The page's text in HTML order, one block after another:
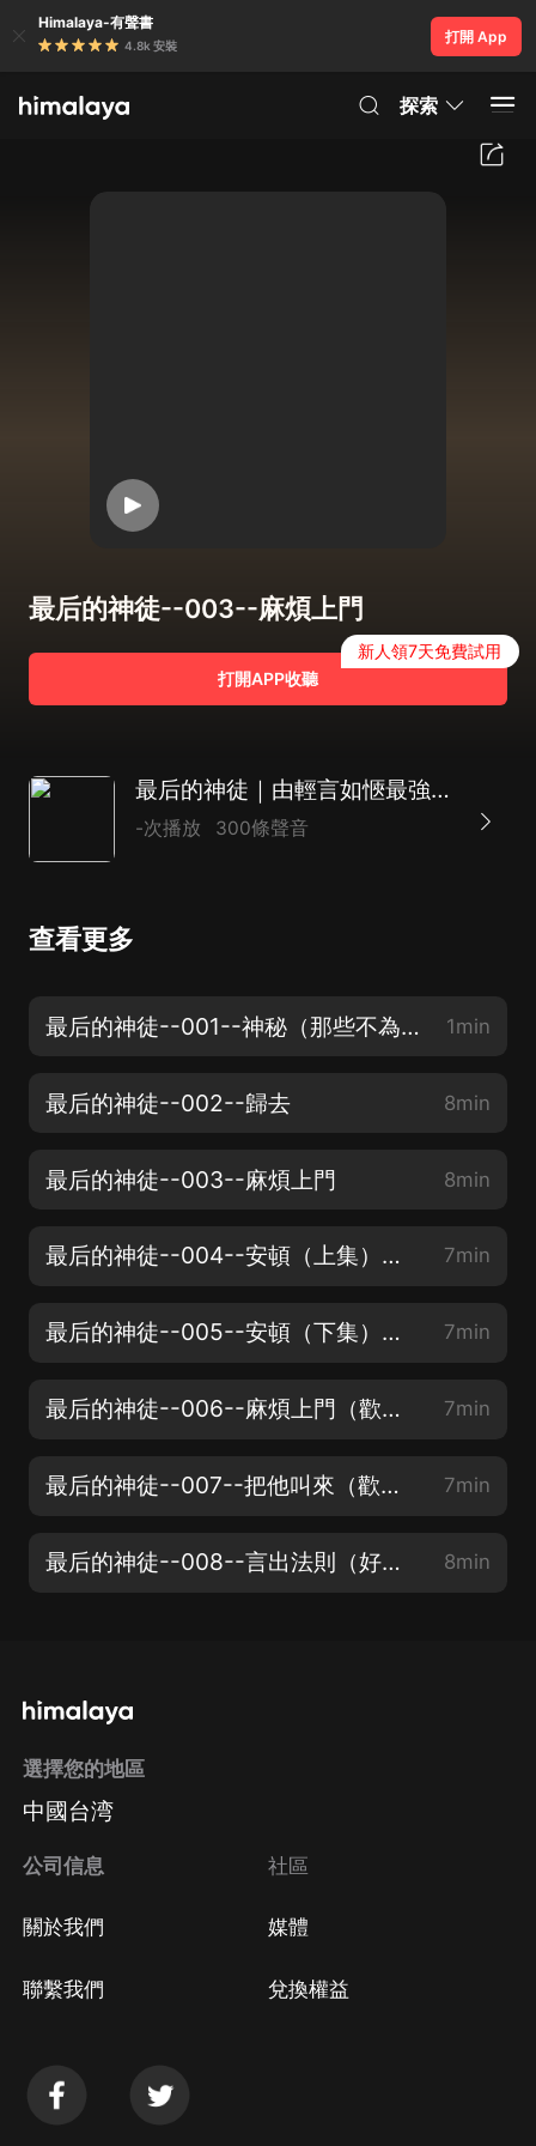
Himalaya-有聲書
4.8k 安裝
打開 App
探索
最后的神徒--003--麻煩上門
打開APP收聽
新人領7天免費試用
最后的神徒｜由輕言如愜最強主播陣容多人演播｜隱藏的神明｜爽
-次播放 300條聲音
查看更多
最后的神徒--001--神秘（那些不為人知的神秘世界，訂閱不迷路） 1min
最后的神徒--002--歸去 8min
最后的神徒--003--麻煩上門 8min
最后的神徒--004--安頓（上集）mp3（少年帶著什麼秘密 訂閱不迷路，月票點讚兩不誤） 7min
最后的神徒--005--安頓（下集）（求月票，訂閱，點讚哈） 7min
最后的神徒--006--麻煩上門（歡迎訂閱，點讚，求月票） 7min
最后的神徒--007--把他叫來（歡迎訂閱，點讚，求月票） 7min
最后的神徒--008--言出法則（好聽訂閱不迷路，點讚，求月票） 8min
選擇您的地區
中國台湾
公司信息
關於我們
聯繫我們
社區
媒體
兌換權益